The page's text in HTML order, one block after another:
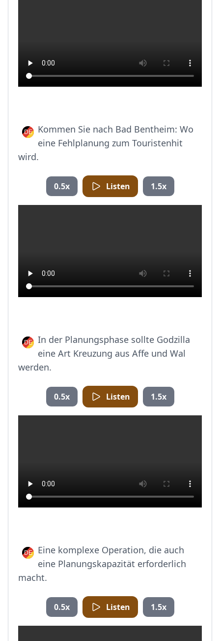
Kommen Sie nach Bad Bentheim: Wo
eine Fehlplanung zum Touristenhit
wird.
0.5x Listen 1.5x
In der Planungsphase sollte Godzilla
eine Art Kreuzung aus Affe und Wal
werden.
0.5x Listen 1.5x
Eine komplexe Operation, die auch
eine Planungskapazität erforderlich
macht.
0.5x Listen 1.5x